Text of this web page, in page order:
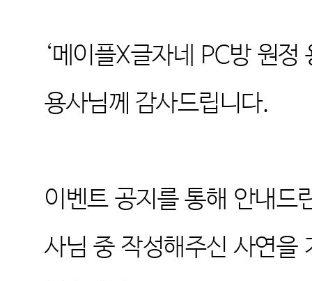
‘메이플X글자네 PC방 원정
용사님께 감사드립니다.
이벤트 공지를 통해 안내드
사님 중 작성해주신 사연을